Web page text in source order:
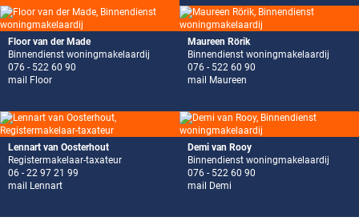
Het voorschot van de stookkosten bedraagt momenteel ca.
€ 200,-.
Floor van der Made
Binnendienst woningmakelaardij
076 - 522 60 90
mail Floor
Maureen Rörik
Binnendienst woningmakelaardij
076 - 522 60 90
mail Maureen
Lennart van Oosterhout
Registermakelaar-taxateur
06 - 22 97 21 99
mail Lennart
Demi van Rooy
Binnendienst woningmakelaardij
076 - 522 60 90
mail Demi